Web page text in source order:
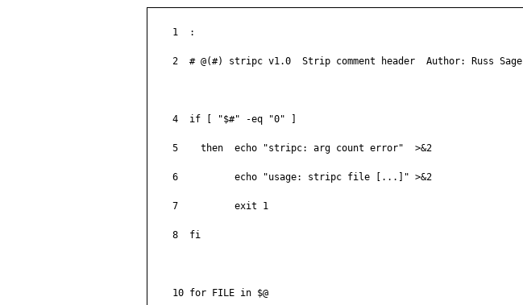
    1  :
    2  # @(#) stripc v1.0  Strip comment header  Author: Russ Sage
    4  if [ "$#" -eq "0" ]
    5    then  echo "stripc: arg count error"  >&2
    6          echo "usage: stripc file [...]" >&2
    7          exit 1
    8  fi
    10 for FILE in $@